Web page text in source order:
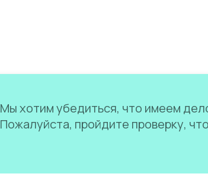
Мы хотим убедиться, что имеем
Пожалуйста, пройдите проверку,